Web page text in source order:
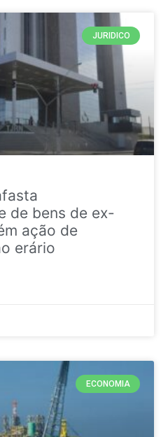
JURIDICO
de bens de ex-
ação de
erário
ECONOMIA